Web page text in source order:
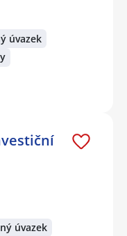
úvazek
úvazek